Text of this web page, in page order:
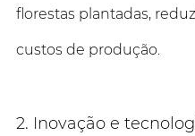
florestas plantadas,
custos de produção.
2. Inovação e